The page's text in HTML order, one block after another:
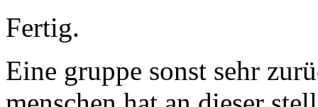
Fertig.
Eine gruppe sonst sehr